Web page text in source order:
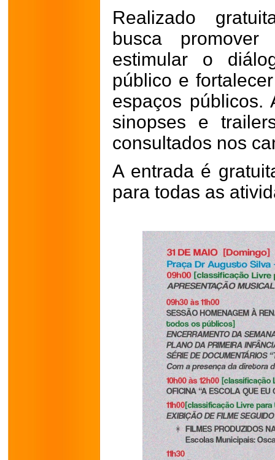
Realizado
busca
estimular o
público e
espaços públicos.
sinopses e
consultados nos
A entrada é
para todas as